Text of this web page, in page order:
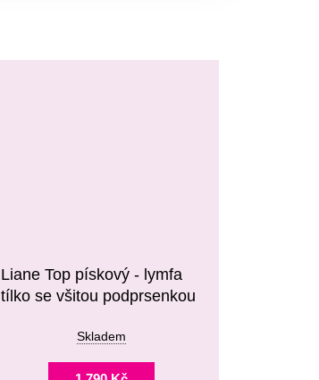
Liane Top pískový - lymfa
tílko se všitou podprsenkou
Skladem